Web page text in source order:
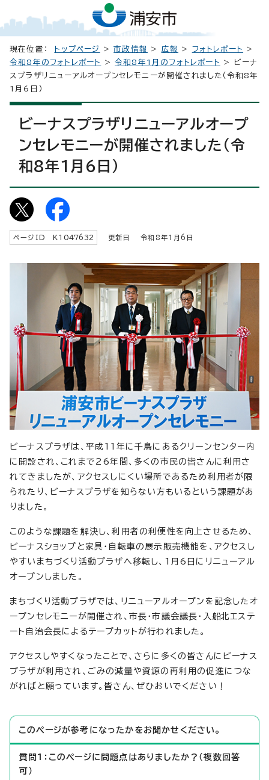
現在位置： トップページ >市政情報 > 広報 > フォトレポート
>
令和8年のフォトレポート
>令和8年1月のフォトレポート
> ビーナ
スプラザリニューアルオープンセレモニーが開催されました（令和8年
1月6日）
ビーナスプラザリニューアルオープ
ンセレモニーが開催されました（令
和8年1月6日）
ページID K 1047632 更新日 令和8年1月6日
ビーナスプラザは、平成11年に千鳥にあるクリーンセンター内
に開設され、これまで26年間、多くの市民の皆さんに利用さ
れてきましたが、アクセスしにくい場所であるため利用者が限
られたり、ビーナスプラザを知らない方もいるという課題があ
りました。
このような課題を解決し、利用者の利便性を向上させるため、
ビーナスショップと家具・自転車の展示販売機能を、アクセスし
やすいまちづくり活動プラザへ移転し、1月6日にリニューアル
オープンしました。
まちづくり活動プラザでは、リニューアルオープンを記念したオ
ープンセレモニーが開催され、市長・市議会議長・入船北エステ
ート自治会長によるテープカットが行われました。
アクセスしやすくなったことで、さらに多くの皆さんにビーナス
プラザが利用され、ごみの減量や資源の再利用の促進につな
がればと願っています。皆さん、ぜひおいでください！
このページが参考になったかをお聞かせください。
質問1：このページに問題点はありましたか？（複数回答
可）